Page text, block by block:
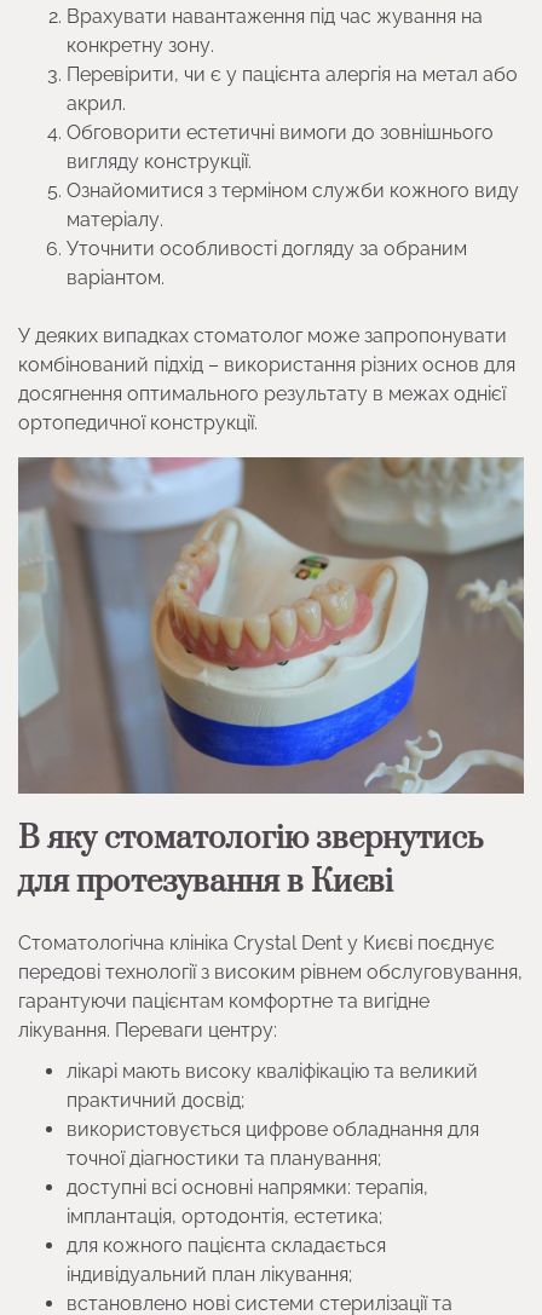
Врахувати навантаження під час жування на
конкретну зону.
Перевірити, чи є у пацієнта алергія на метал або
акрил.
Обговорити естетичні вимоги до зовнішнього
вигляду конструкції.
Ознайомитися з терміном служби кожного виду
матеріалу.
Уточнити особливості догляду за обраним
варіантом.
У деяких випадках стоматолог може запропонувати
комбінований підхід – використання різних основ для
досягнення оптимального результату в межах однієї
ортопедичної конструкції.
В яку стоматологію звернутись
для протезування в Києві
Стоматологічна клініка Crystal Dent у Києві поєднує
передові технології з високим рівнем обслуговування,
гарантуючи пацієнтам комфортне та вигідне
лікування.​ Переваги центру:
лікарі мають високу кваліфікацію та великий
практичний досвід;
використовується цифрове обладнання для
точної діагностики та планування;
доступні всі основні напрямки: терапія,
імплантація, ортодонтія, естетика;
для кожного пацієнта складається
індивідуальний план лікування;
встановлено нові системи стерилізації та